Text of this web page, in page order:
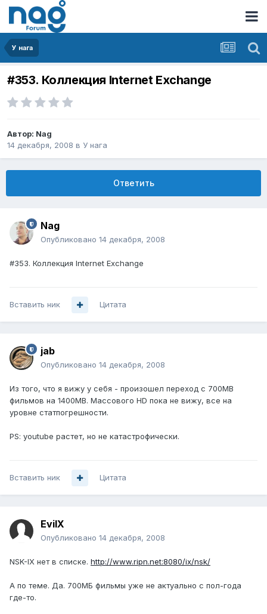
У нага
#353. Коллекция Internet Exchange
Автор: Nag
14 декабря, 2008 в У нага
Ответить
Nag
Опубликовано 14 декабря, 2008
#353. Коллекция Internet Exchange
Вставить ник Цитата
jab
Опубликовано 14 декабря, 2008
Из того, что я вижу у себя - произошел переход c 700MB
фильмов на 1400MB. Массового HD пока не вижу, все на
уровне статпогрешности.
PS: youtube растет, но не катастрофически.
Вставить ник Цитата
EvilX
Опубликовано 14 декабря, 2008
NSK-IX нет в списке. http://www.ripn.net:8080/ix/nsk/
А по теме. Да. 700МБ фильмы уже не актуально с пол-года
где-то.